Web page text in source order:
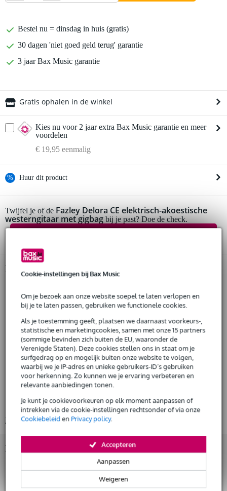
Cookie-instellingen bij Bax Music
Om je bezoek aan onze website soepel te laten verlopen en
bij je te laten passen, gebruiken we functionele cookies.
Als je toestemming geeft, plaatsen we daarnaast voorkeurs-,
statistische en marketingcookies, samen met onze 15 partners
(sommige bevinden zich buiten de EU, waaronder de
Verenigde Staten). Deze cookies stellen ons in staat om je
surfgedrag op en mogelijk buiten onze website te volgen,
waarbij we je IP-adres en unieke gebruikers-ID’s gebruiken
voor herkenning. Zo kunnen we je ervaring verbeteren en
relevante aanbiedingen tonen.
Je kunt je cookievoorkeuren op elk moment aanpassen of
intrekken via de cookie-instellingen rechtsonder of via onze
Cookiebeleiden Privacy policy.
Weigeren
Aanpassen
Accepteren
Bestel nu = dinsdag in huis (gratis)
30 dagen 'niet goed geld terug' garantie
3 jaar Bax Music garantie
Gratis ophalen in de winkel
Kies nu voor 2 jaar extra Bax Music garantie en meer
voordelen
€ 19,95 eenmalig
% Huur dit product
Huur dit product al vanaf 29 euro per maand
Huur meerdere producten tegelijk: min. € 300,- en max.
€ 2.500,-
Al na 4 maanden maandelijks opzegbaar
De mogelijkheid om je product(en) met korting te kopen
Huur dit product
Twijfel je of de Fazley Delora CE elektrisch-akoestische
westerngitaar met gigbagbij je past? Doe de check.
Productinformatie
model: Delora CE
kleur: naturel
body
bovenblad: massief getorrificeerd sparren (solid torrefied spruce)
zij- en achterkant: gelimineerd palissander (laminated rosewood)
afwerking: zijdeglans (satin)
materiaal: 3-delig okoume
afwerking: zijdeglans (satin)
profiel: C
Bekijk alle productspecificaties
Bekijk ook eens (3)